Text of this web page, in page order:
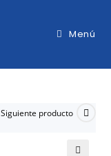
Menú
Siguiente producto